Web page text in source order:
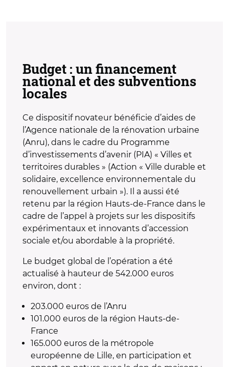
Budget : un financement
national et des subventions
locales
Ce dispositif novateur bénéficie d’aides de
l’Agence nationale de la rénovation urbaine
(Anru), dans le cadre du Programme
d’investissements d’avenir (PIA) « Villes et
territoires durables » (Action « Ville durable et
solidaire, excellence environnementale du
renouvellement urbain »). Il a aussi été
retenu par la région Hauts-de-France dans le
cadre de l’appel à projets sur les dispositifs
expérimentaux et innovants d’accession
sociale et/ou abordable à la propriété.
Le budget global de l’opération a été
actualisé à hauteur de 542.000 euros
environ, dont :
203.000 euros de l’Anru
101.000 euros de la région Hauts-de-
France
165.000 euros de la métropole
européenne de Lille, en participation et